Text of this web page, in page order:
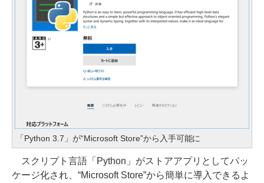
「Python 3.7」が“Microsoft Store”から入手可能に
スクリプト言語「Python」がストアアプリとしてパッ
ケージ化され、“Microsoft Store”から簡単に導入できるよ